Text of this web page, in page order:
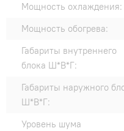
Мощность охлаждения:
Мощность обогрева:
Габариты внутреннего
блока Ш*В*Г:
Габариты наружного
Ш*В*Г:
Уровень шума